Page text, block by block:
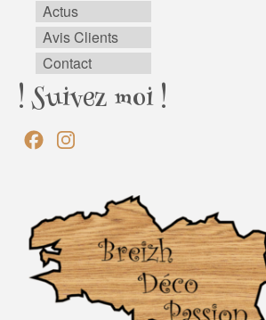
Actus
Avis Clients
Contact
! Suivez moi !
Facebook